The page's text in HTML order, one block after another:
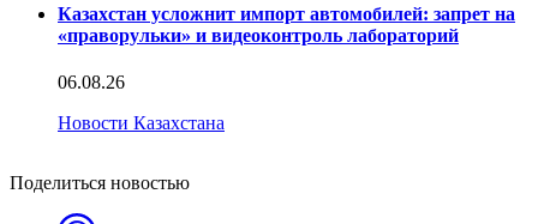
Казахстан усложнит импорт автомобилей: запрет на
«праворульки» и видеоконтроль лабораторий
06.08.26
Новости Казахстана
Поделиться новостью